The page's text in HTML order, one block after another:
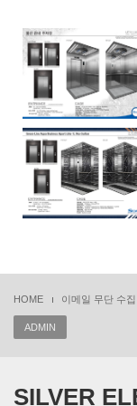
HOME 이메일 무단 수
ADMIN
SILVER